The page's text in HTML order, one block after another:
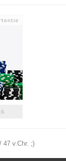
47 v.Chr. ;)